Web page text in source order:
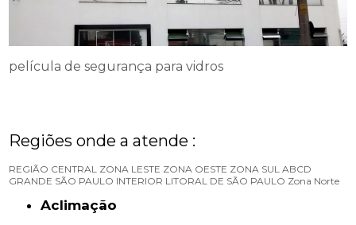
película de segurança para vidros
Regiões onde a atende :
REGIÃO CENTRAL ZONA LESTE ZONA OESTE ZONA SUL ABCD
GRANDE SÃO PAULO INTERIOR LITORAL DE SÃO PAULO Zona Norte
Aclimação